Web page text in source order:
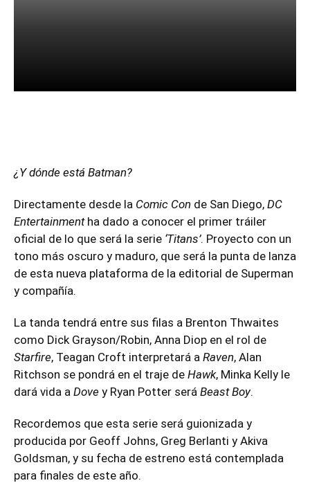
¿Y dónde está Batman?
Directamente desde la Comic Con de San Diego, DC
Entertainmentha dado a conocer el primer tráiler
oficial de lo que será la serie ‘Titans’. Proyecto con un
tono más oscuro y maduro, que será la punta de lanza
de esta nueva plataforma de la editorial de Superman
y compañía.
La tanda tendrá entre sus filas a Brenton Thwaites
como Dick Grayson/Robin, Anna Diop en el rol de
Starfire, Teagan Croft interpretará a Raven, Alan
Ritchson se pondrá en el traje de Hawk, Minka Kelly le
dará vida a Dove y Ryan Potter será Beast Boy.
Recordemos que esta serie será guionizada y
producida por Geoff Johns, Greg Berlanti y Akiva
Goldsman, y su fecha de estreno está contemplada
para finales de este año.